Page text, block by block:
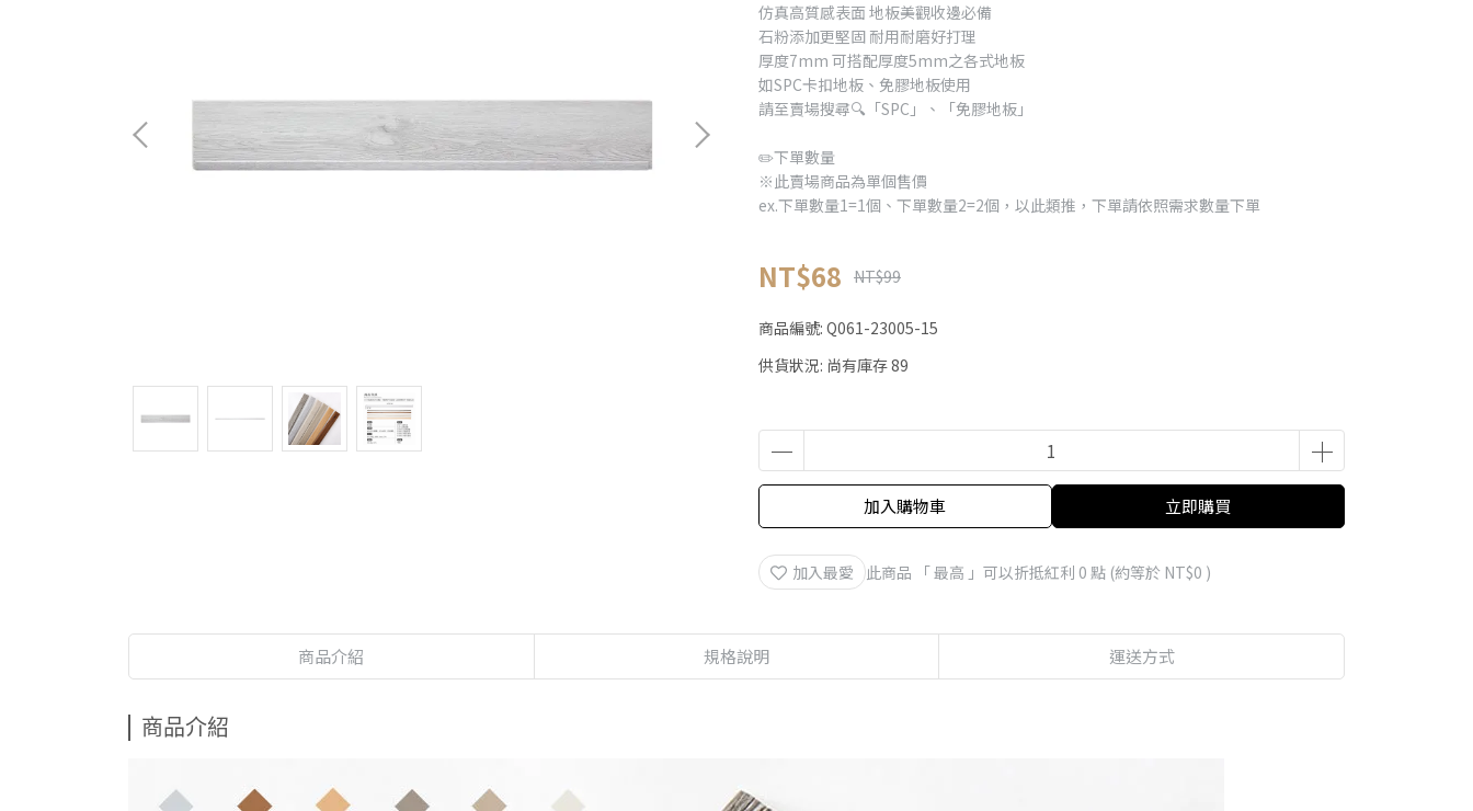
仿真高質感表面 地板美觀收邊必備
石粉添加更堅固 耐用耐磨好打理
厚度7mm 可搭配厚度5mm之各式地板
如SPC卡扣地板、免膠地板使用
請至賣場搜尋🔍️「SPC」、「免膠地板」
✏️下單數量
※此賣場商品為單個售價
ex.下單數量1=1個、下單數量2=2個，以此類推，下單請依照需求數量下單
NT$68 NT$99
商品編號: Q061-23005-15
供貨狀況: 尚有庫存 89
加入購物車 立即購買
加入最愛 此商品 「 最高 」可以折抵紅利 0 點 (約等於 NT$0 )
商品介紹 規格說明 運送方式
商品介紹